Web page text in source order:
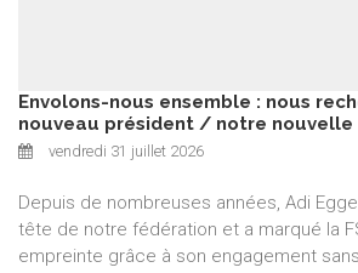
Envolons-nous ensemble : nous
nouveau président / notre nouvelle
vendredi 31 juillet 2026
Depuis de nombreuses années, Adi
tête de notre fédération et a marqué la
empreinte grâce à son engagement